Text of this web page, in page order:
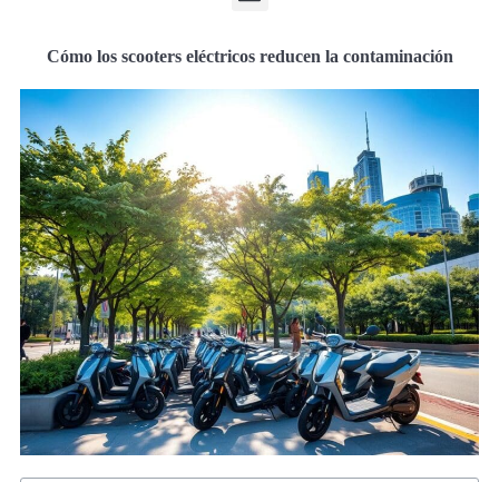
Cómo los scooters eléctricos reducen la contaminación